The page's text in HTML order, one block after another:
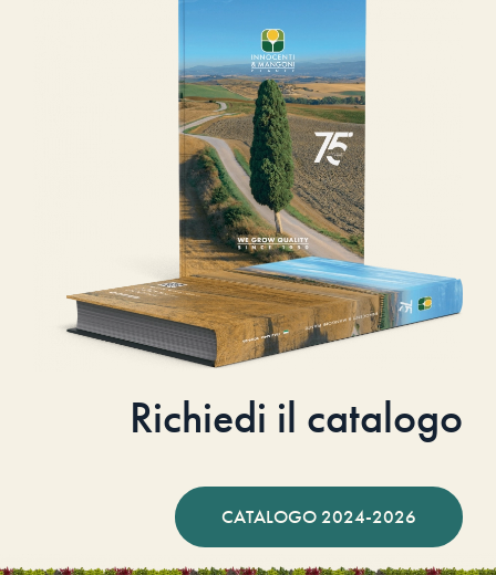
Richiedi il catalogo
CATALOGO 2024-2026